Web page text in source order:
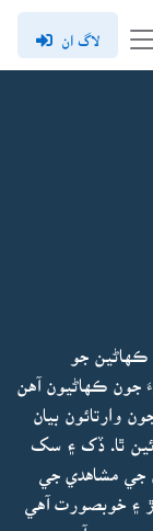
لاگ ان
جو
جون ڪهاڻيون آهن
وارتائون بيان
ٿا. ڏک ۽ سک
جي مشاهدي جي
۽ خوبصورت آهي
رهيو آهي.